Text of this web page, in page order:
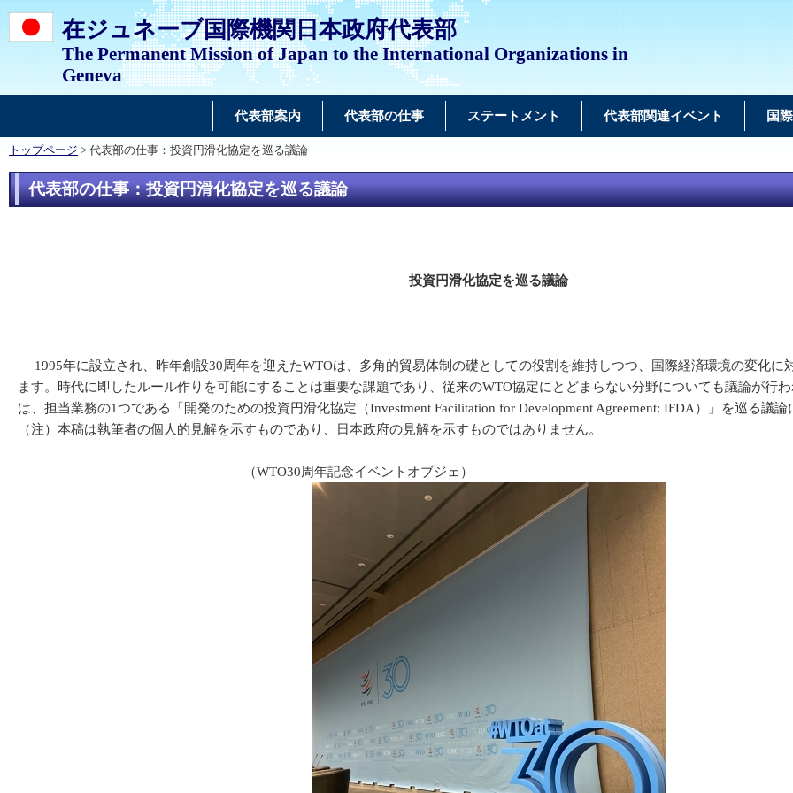
在ジュネーブ国際機関日本政府代表部
The Permanent Mission of Japan to the International Organizations in
Geneva
代表部案内 代表部の仕事 ステートメント 代表部関連イベント 国
トップページ > 代表部の仕事：投資円滑化協定を巡る議論
代表部の仕事：投資円滑化協定を巡る議論
投資円滑化協定を巡る議論
1995年に設立され、昨年創設30周年を迎えたWTOは、多角的貿易体制の礎としての役割を維持しつつ、国際経済環境の変化に
ます。時代に即したルール作りを可能にすることは重要な課題であり、従来のWTO協定にとどまらない分野についても議論が行
は、担当業務の1つである「開発のための投資円滑化協定（Investment Facilitation for Development Agreement: IFDA）」を巡る議論
（注）本稿は執筆者の個人的見解を示すものであり、日本政府の見解を示すものではありません。
（WTO30周年記念イベントオブジェ）